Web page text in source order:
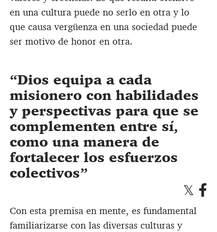
en una cultura puede no serlo en otra y lo
que causa vergüenza en una sociedad puede
ser motivo de honor en otra.
Dios equipa a cada
misionero con habilidades
y perspectivas para que se
complementen entre sí,
como una manera de
fortalecer los esfuerzos
colectivos
Con esta premisa en mente, es fundamental
familiarizarse con las diversas culturas y